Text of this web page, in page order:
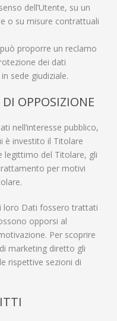
dell’Utente, su un
o su misure contrattuali
può proporre un reclamo
dei dati
sede giudiziale.
OPPOSIZIONE
nell’interesse pubblico,
è investito il Titolare
legittimo del Titolare, gli
per motivi
loro Dati fossero trattati
opporsi al
Per scoprire
marketing diretto gli
rispettive sezioni di